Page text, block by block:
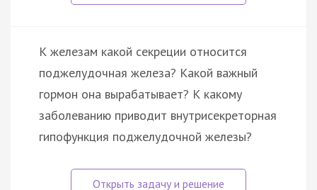
К железам какой секреции относится
поджелудочная железа? Какой важный
гормон она вырабатывает? К какому
заболеванию приводит внутрисекреторная
гипофункция поджелудочной железы?